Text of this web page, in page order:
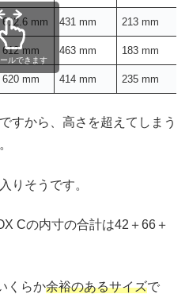
612.6 mm 431 mm 213 mm
612 mm 463 mm 183 mm
620 mm 414 mm 235 mm
ルできます
すから、高さを超えてしまう
りそうです。
Cの内寸の合計は42＋66＋
くらか余裕のあるサイズで